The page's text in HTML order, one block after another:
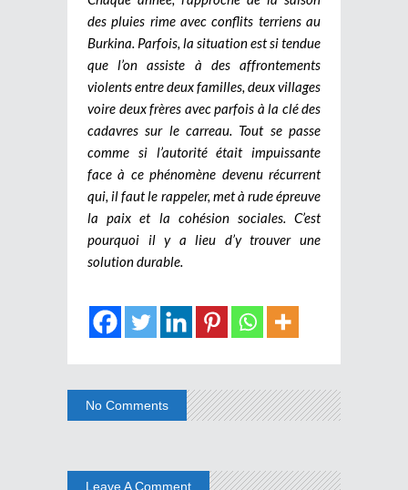
des pluies rime avec conflits terriens au
Burkina. Parfois, la situation est si tendue
que l’on assiste à des affrontements
violents entre deux familles, deux villages
voire deux frères avec parfois à la clé des
cadavres sur le carreau. Tout se passe
comme si l’autorité était impuissante
face à ce phénomène devenu récurrent
qui, il faut le rappeler, met à rude épreuve
la paix et la cohésion sociales. C’est
pourquoi il y a lieu d’y trouver une
solution durable.
No Comments
Leave A Comment